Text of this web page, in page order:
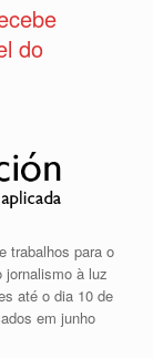
do
trabalhos para o
jornalismo à luz
até o dia 10 de
em junho